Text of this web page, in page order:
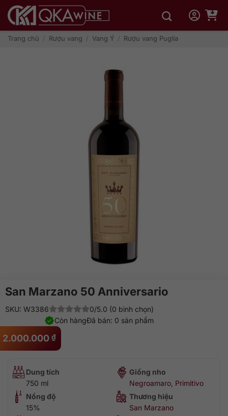
qua
dungTrang chủ / Rượu vang / Vang Ý / Rượu vang Puglia
San Marzano 50 Anniversario
2.000.000 ₫
SKU: W3386
0/5.0 (0 bình chọn)
Đã bán: 0 sản phẩm
Còn hàng
Dung tích
750 ml
Giống nho
Negroamaro Primitivo
Nồng độ
15%
Thương hiệu
San Marzano